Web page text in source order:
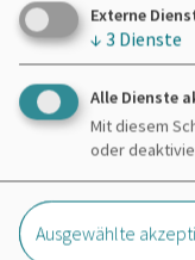
21.08.26
Alpaka-
Externe
↓ 3 Dienste
Alle Dienste
Mit diesem
oder
Ausgewählte